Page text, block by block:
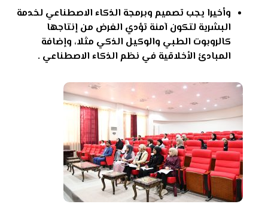
وأخيرا يجب تصميم وبرمجة الذكاء الاصطناعي لخدمة
البشرية لتكون آمنة تؤدي الغرض من إنتاجها
كالروبوت الطبي والوكيل الذكي مثلا، وإضافة
المبادئ الأخلاقية في نظم الذكاء الاصطناعي .